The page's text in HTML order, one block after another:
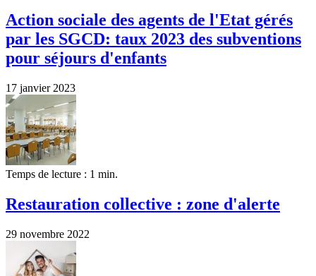
Action sociale des agents de l'Etat gérés
par les SGCD: taux 2023 des subventions
pour séjours d'enfants
17 janvier 2023
Temps de lecture : 1 min.
Restauration collective : zone d'alerte
29 novembre 2022